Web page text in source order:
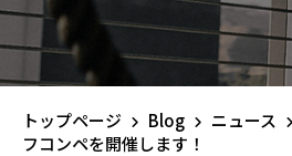
トップページ Blog ニュース
フコンペを開催します！